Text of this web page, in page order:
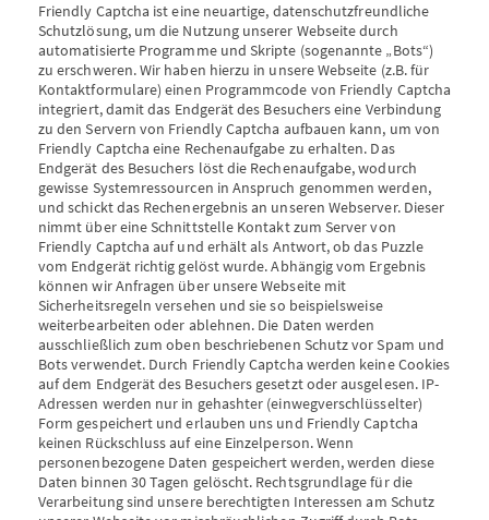
Friendly Captcha ist eine neuartige, datenschutzfreundliche
Schutzlösung, um die Nutzung unserer Webseite durch
automatisierte Programme und Skripte (sogenannte „Bots“)
zu erschweren. Wir haben hierzu in unsere Webseite (z.B. für
Kontaktformulare) einen Programmcode von Friendly Captcha
integriert, damit das Endgerät des Besuchers eine Verbindung
zu den Servern von Friendly Captcha aufbauen kann, um von
Friendly Captcha eine Rechenaufgabe zu erhalten. Das
Endgerät des Besuchers löst die Rechenaufgabe, wodurch
gewisse Systemressourcen in Anspruch genommen werden,
und schickt das Rechenergebnis an unseren Webserver. Dieser
nimmt über eine Schnittstelle Kontakt zum Server von
Friendly Captcha auf und erhält als Antwort, ob das Puzzle
vom Endgerät richtig gelöst wurde. Abhängig vom Ergebnis
können wir Anfragen über unsere Webseite mit
Sicherheitsregeln versehen und sie so beispielsweise
weiterbearbeiten oder ablehnen. Die Daten werden
ausschließlich zum oben beschriebenen Schutz vor Spam und
Bots verwendet. Durch Friendly Captcha werden keine Cookies
auf dem Endgerät des Besuchers gesetzt oder ausgelesen. IP-
Adressen werden nur in gehashter (einwegverschlüsselter)
Form gespeichert und erlauben uns und Friendly Captcha
keinen Rückschluss auf eine Einzelperson. Wenn
personenbezogene Daten gespeichert werden, werden diese
Daten binnen 30 Tagen gelöscht. Rechtsgrundlage für die
Verarbeitung sind unsere berechtigten Interessen am Schutz